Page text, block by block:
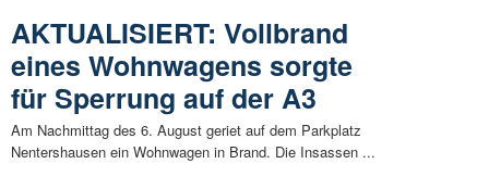
AKTUALISIERT: Vollbrand
eines Wohnwagens sorgte
für Sperrung auf der A3
Am Nachmittag des 6. August geriet auf dem Parkplatz
Nentershausen ein Wohnwagen in Brand. Die Insassen ...